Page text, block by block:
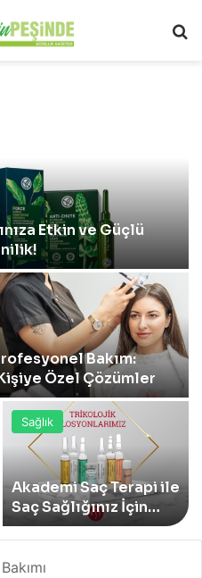
Etkin ve Güçlü
Bakım:
Özel Çözümler
Sağlık
Akademi Saç Terapi ile
Saç Sağlığınız İçin
Bilimin Işığında
Çözümler